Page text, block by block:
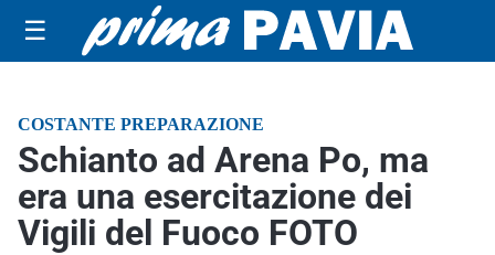
☰
COSTANTE PREPARAZIONE
Schianto ad Arena Po, ma
era una esercitazione dei
Vigili del Fuoco FOTO